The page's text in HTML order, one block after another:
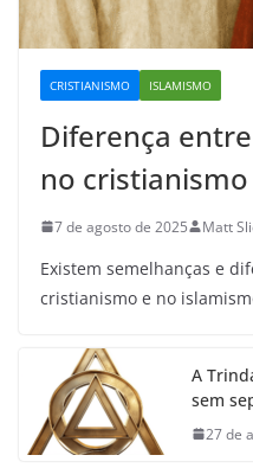
CRISTIANISMO ISLAMISMO
Diferença
no
7 de agosto de 2025 Matt
Existem semelhanças e
cristianismo e no
A
sem
27 de